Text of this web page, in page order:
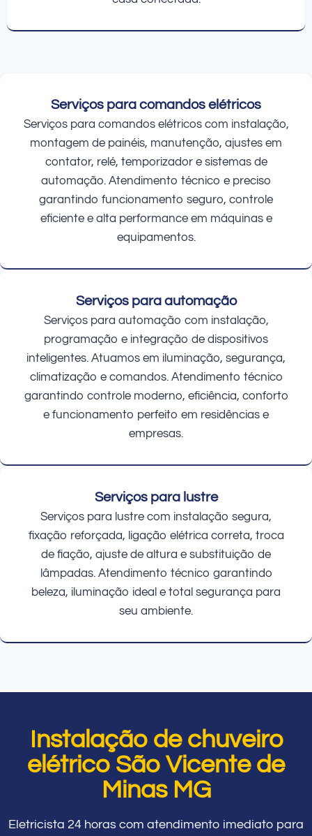
Serviços para comandos elétricos
Serviços para comandos elétricos com instalação,
montagem de painéis, manutenção, ajustes em
contator, relé, temporizador e sistemas de
automação. Atendimento técnico e preciso
garantindo funcionamento seguro, controle
eficiente e alta performance em máquinas e
equipamentos.
Serviços para automação
Serviços para automação com instalação,
programação e integração de dispositivos
inteligentes. Atuamos em iluminação, segurança,
climatização e comandos. Atendimento técnico
garantindo controle moderno, eficiência, conforto
e funcionamento perfeito em residências e
empresas.
Serviços para lustre
Serviços para lustre com instalação segura,
fixação reforçada, ligação elétrica correta, troca
de fiação, ajuste de altura e substituição de
lâmpadas. Atendimento técnico garantindo
beleza, iluminação ideal e total segurança para
seu ambiente.
Instalação de chuveiro
elétrico São Vicente de
Minas MG
Eletricista 24 horas com atendimento imediato para